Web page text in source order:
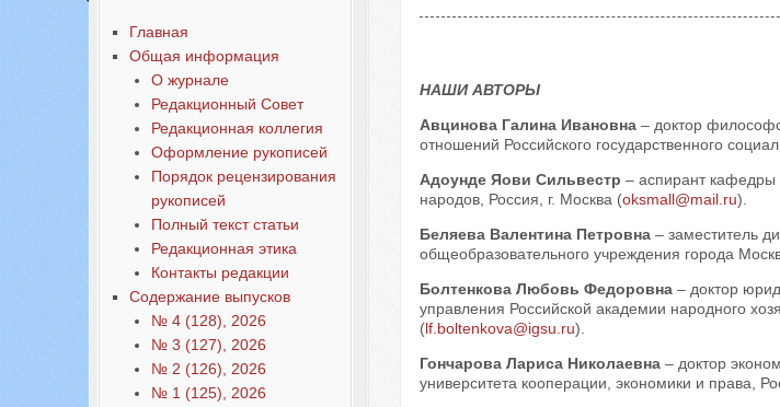
Наши авторы № 3-2019
Главная
Общая информация
О журнале
Редакционный Совет
Редакционная коллегия
Оформление рукописей
Порядок рецензирования
рукописей
Полный текст статьи
Редакционная этика
Контакты редакции
Содержание выпусков
№ 4 (128), 2026
№ 3 (127), 2026
№ 2 (126), 2026
№ 1 (125), 2026
НАШИ АВТОРЫ
Авцинова Галина Ивановна – доктор
отношений Российского государственного
Адоунде Яови Сильвестр – аспирант кафедры
народов, Россия, г. Москва (oksmall@mail.ru).
Беляева Валентина Петровна – заместитель
общеобразовательного учреждения города
Болтенкова Любовь Федоровна – доктор
управления Российской академии народного
(lf.boltenkova@igsu.ru).
Гончарова Лариса Николаевна – доктор
университета кооперации, экономики и права,